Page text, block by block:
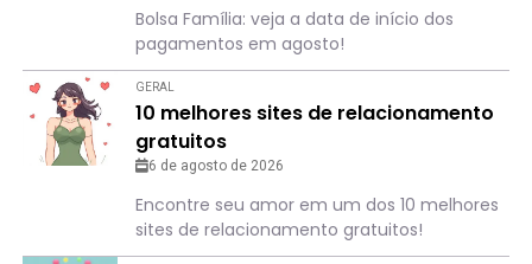
Bolsa Família: veja a data de início dos
pagamentos em agosto!
GERAL
10 melhores sites de relacionamento
gratuitos
6 de agosto de 2026
Encontre seu amor em um dos 10 melhores
sites de relacionamento gratuitos!